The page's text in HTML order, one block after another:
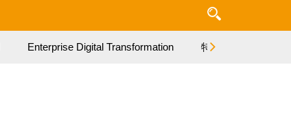
Enterprise Digital Transformation 特集